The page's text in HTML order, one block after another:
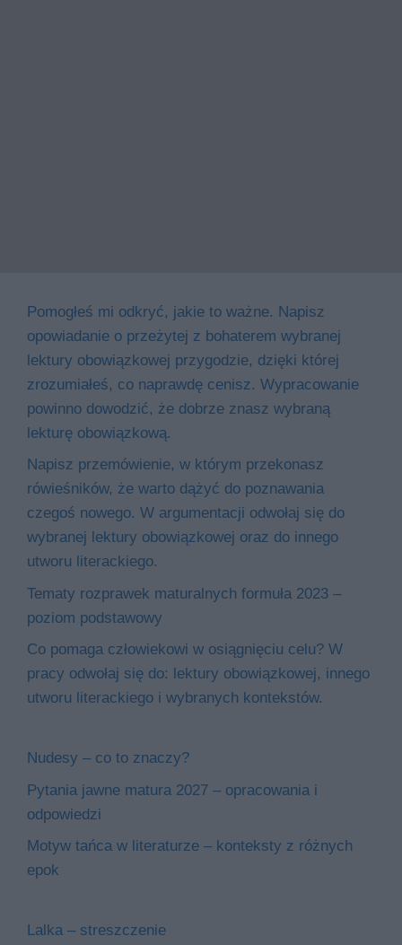
Pomogłeś mi odkryć, jakie to ważne. Napisz
opowiadanie o przeżytej z bohaterem wybranej
lektury obowiązkowej przygodzie, dzięki której
zrozumiałeś, co naprawdę cenisz. Wypracowanie
powinno dowodzić, że dobrze znasz wybraną
lekturę obowiązkową.
Napisz przemówienie, w którym przekonasz
rówieśników, że warto dążyć do poznawania
czegoś nowego. W argumentacji odwołaj się do
wybranej lektury obowiązkowej oraz do innego
utworu literackiego.
Tematy rozprawek maturalnych formuła 2023 –
poziom podstawowy
Co pomaga człowiekowi w osiągnięciu celu? W
pracy odwołaj się do: lektury obowiązkowej, innego
utworu literackiego i wybranych kontekstów.
Nudesy – co to znaczy?
Pytania jawne matura 2027 – opracowania i
odpowiedzi
Motyw tańca w literaturze – konteksty z różnych
epok
Lalka – streszczenie